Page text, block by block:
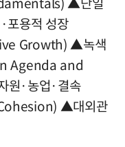
용적 성장
Growth) ▲녹색
Agenda and
·농업·결속
▲대외관